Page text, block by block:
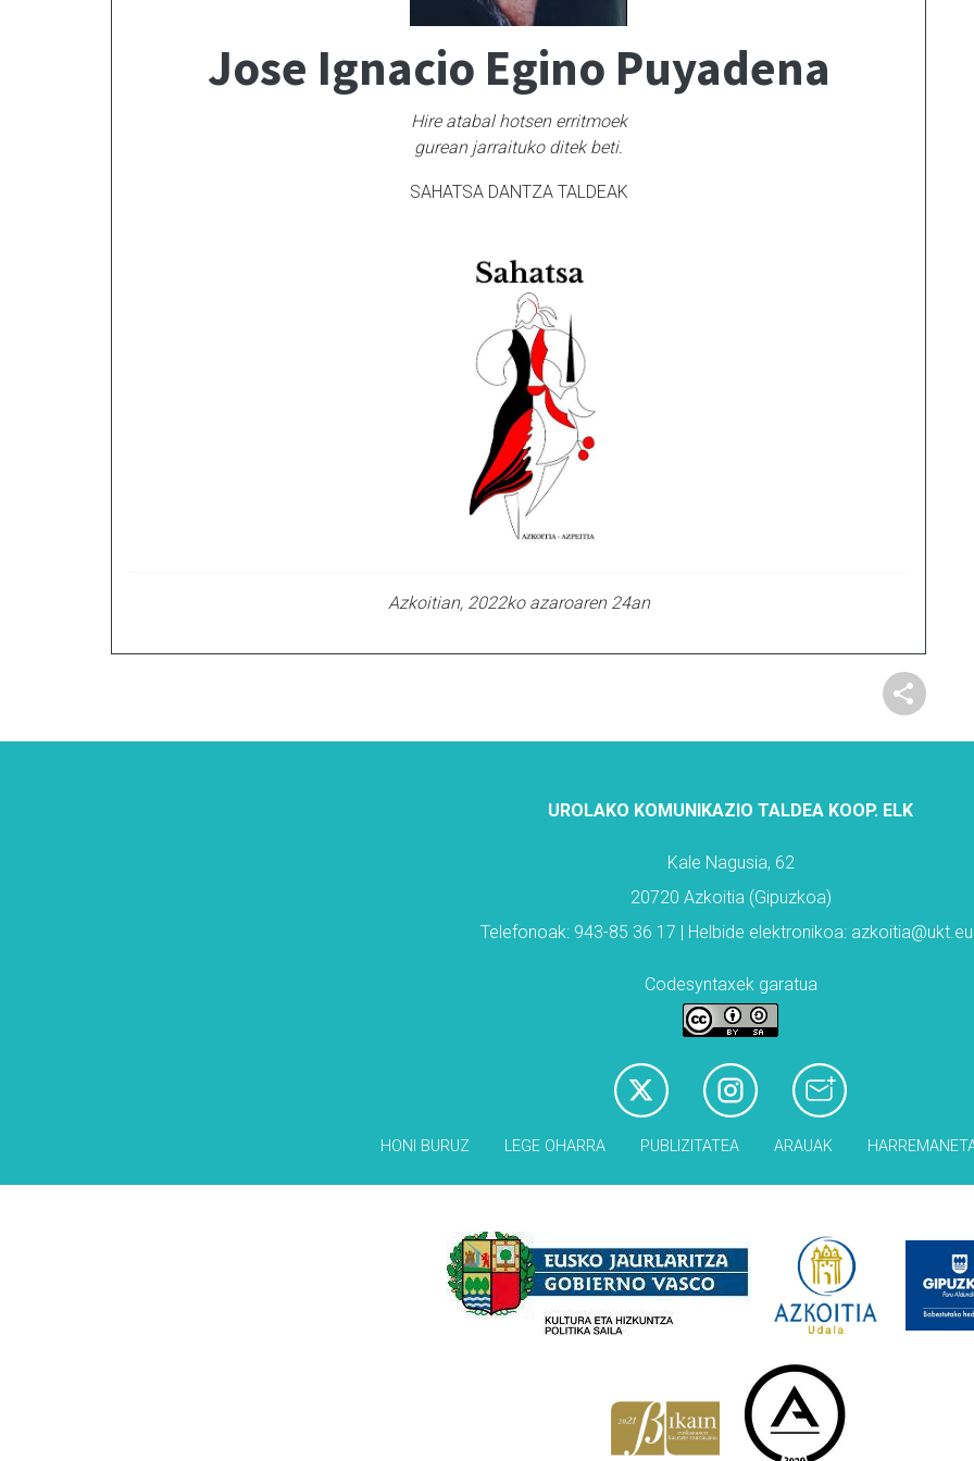
Jose Ignacio Egino Puyadena
Hire atabal hotsen erritmoek
gurean jarraituko ditek beti.
SAHATSA DANTZA TALDEAK
Azkoitian, 2022ko azaroaren 24an
UROLAKO KOMUNIKAZIO TALDEA KOOP. ELK
Kale Nagusia, 62
20720 Azkoitia (Gipuzkoa)
Telefonoak: 943-85 36 17 | Helbide elektronikoa:
Codesyntaxek garatua
HONI BURUZ LEGE OHARRA PUBLIZITATEA ARAUAK